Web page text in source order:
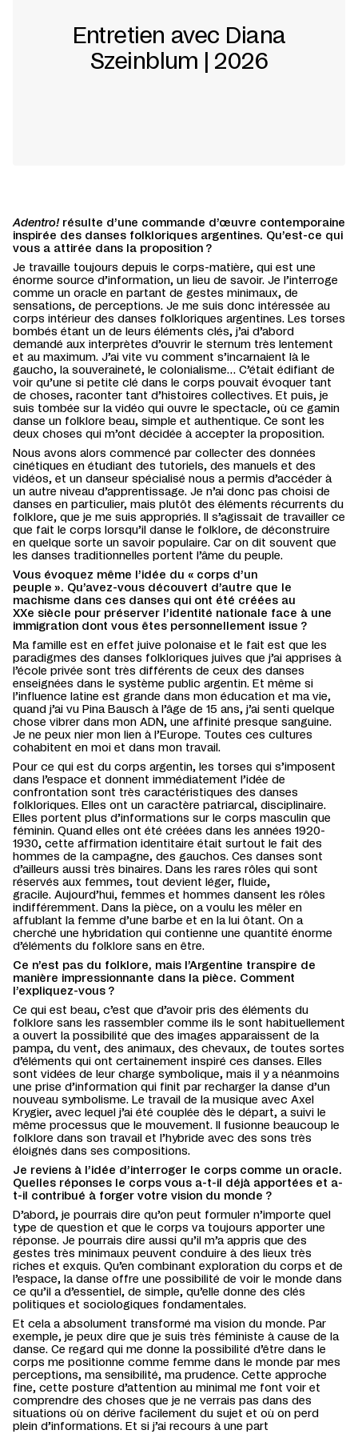
Entretien avec Diana
Szeinblum | 2026
Adentro! résulte d’une commande d’œuvre contemporaine
inspirée des danses folkloriques argentines. Qu’est-ce qui
vous a attirée dans la proposition ?
Je travaille toujours depuis le corps-matière, qui est une
énorme source d’information, un lieu de savoir. Je l’interroge
comme un oracle en partant de gestes minimaux, de
sensations, de perceptions. Je me suis donc intéressée au
corps intérieur des danses folkloriques argentines. Les torses
bombés étant un de leurs éléments clés, j’ai d’abord
demandé aux interprètes d’ouvrir le sternum très lentement
et au maximum. J’ai vite vu comment s’incarnaient là le
gaucho, la souveraineté, le colonialisme… C’était édifiant de
voir qu’une si petite clé dans le corps pouvait évoquer tant
de choses, raconter tant d’histoires collectives. Et puis, je
suis tombée sur la vidéo qui ouvre le spectacle, où ce gamin
danse un folklore beau, simple et authentique. Ce sont les
deux choses qui m’ont décidée à accepter la proposition.
Nous avons alors commencé par collecter des données
cinétiques en étudiant des tutoriels, des manuels et des
vidéos, et un danseur spécialisé nous a permis d’accéder à
un autre niveau d’apprentissage. Je n’ai donc pas choisi de
danses en particulier, mais plutôt des éléments récurrents du
folklore, que je me suis appropriés. Il s’agissait de travailler ce
que fait le corps lorsqu’il danse le folklore, de déconstruire
en quelque sorte un savoir populaire. Car on dit souvent que
les danses traditionnelles portent l’âme du peuple.
Vous évoquez même l’idée du « corps d’un
peuple ». Qu’avez-vous découvert d’autre que le
machisme dans ces danses qui ont été créées au
XXe siècle pour préserver l’identité nationale face à une
immigration dont vous êtes personnellement issue ?
Ma famille est en effet juive polonaise et le fait est que les
paradigmes des danses folkloriques juives que j’ai apprises à
l’école privée sont très différents de ceux des danses
enseignées dans le système public argentin. Et même si
l’influence latine est grande dans mon éducation et ma vie,
quand j’ai vu Pina Bausch à l’âge de 15 ans, j’ai senti quelque
chose vibrer dans mon ADN, une affinité presque sanguine.
Je ne peux nier mon lien à l’Europe. Toutes ces cultures
cohabitent en moi et dans mon travail.
Pour ce qui est du corps argentin, les torses qui s’imposent
dans l’espace et donnent immédiatement l’idée de
confrontation sont très caractéristiques des danses
folkloriques. Elles ont un caractère patriarcal, disciplinaire.
Elles portent plus d’informations sur le corps masculin que
féminin. Quand elles ont été créées dans les années 1920-
1930, cette affirmation identitaire était surtout le fait des
hommes de la campagne, des gauchos. Ces danses sont
d’ailleurs aussi très binaires. Dans les rares rôles qui sont
réservés aux femmes, tout devient léger, fluide,
gracile. Aujourd’hui, femmes et hommes dansent les rôles
indifféremment. Dans la pièce, on a voulu les mêler en
affublant la femme d’une barbe et en la lui ôtant. On a
cherché une hybridation qui contienne une quantité énorme
d’éléments du folklore sans en être.
Ce n’est pas du folklore, mais l’Argentine transpire de
manière impressionnante dans la pièce. Comment
l’expliquez-vous ?
Ce qui est beau, c’est que d’avoir pris des éléments du
folklore sans les rassembler comme ils le sont habituellement
a ouvert la possibilité que des images apparaissent de la
pampa, du vent, des animaux, des chevaux, de toutes sortes
d’éléments qui ont certainement inspiré ces danses. Elles
sont vidées de leur charge symbolique, mais il y a néanmoins
une prise d’information qui finit par recharger la danse d’un
nouveau symbolisme. Le travail de la musique avec Axel
Krygier, avec lequel j’ai été couplée dès le départ, a suivi le
même processus que le mouvement. Il fusionne beaucoup le
folklore dans son travail et l’hybride avec des sons très
éloignés dans ses compositions.
Je reviens à l’idée d’interroger le corps comme un oracle.
Quelles réponses le corps vous a-t-il déjà apportées et a-
t-il contribué à forger votre vision du monde ?
D’abord, je pourrais dire qu’on peut formuler n’importe quel
type de question et que le corps va toujours apporter une
réponse. Je pourrais dire aussi qu’il m’a appris que des
gestes très minimaux peuvent conduire à des lieux très
riches et exquis. Qu’en combinant exploration du corps et de
l’espace, la danse offre une possibilité de voir le monde dans
ce qu’il a d’essentiel, de simple, qu’elle donne des clés
politiques et sociologiques fondamentales.
Et cela a absolument transformé ma vision du monde. Par
exemple, je peux dire que je suis très féministe à cause de la
danse. Ce regard qui me donne la possibilité d’être dans le
corps me positionne comme femme dans le monde par mes
perceptions, ma sensibilité, ma prudence. Cette approche
fine, cette posture d’attention au minimal me font voir et
comprendre des choses que je ne verrais pas dans des
situations où on dérive facilement du sujet et où on perd
plein d’informations. Et si j’ai recours à une part